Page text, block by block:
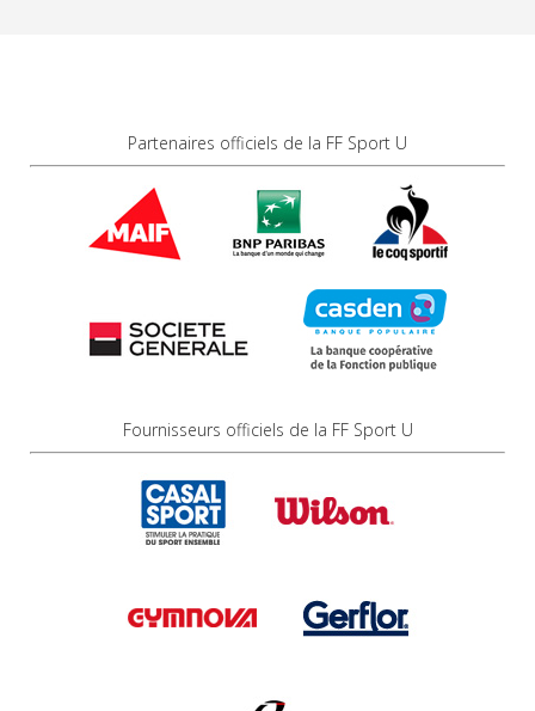
Partenaires officiels de la FF Sport U
Fournisseurs officiels de la FF Sport U